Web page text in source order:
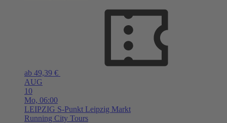
ab 49,39 €
AUG
10
Mo, 06:00
LEIPZIG S-Punkt Leipzig Markt
Running City Tours